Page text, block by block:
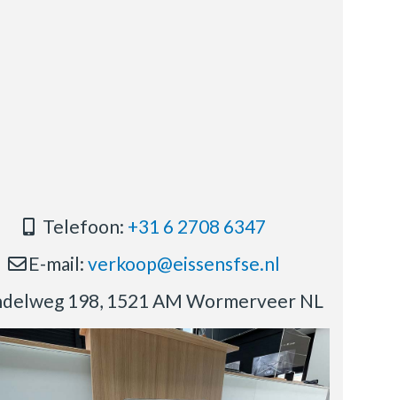
Telefoon: +31 6 2708 6347
E-mail:verkoop@eissensfse.nl
198, 1521 AM Wormerveer NL